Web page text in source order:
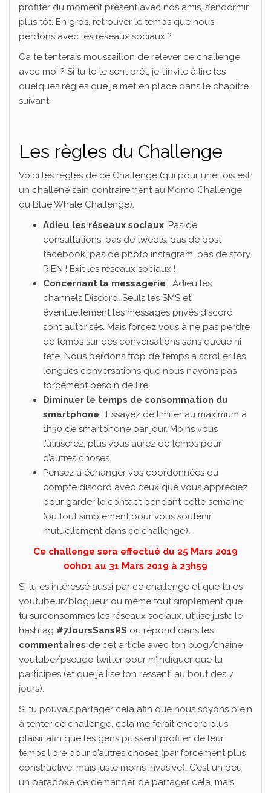
profiter du moment présent avec nos amis, s’endormir
plus tôt. En gros, retrouver le temps que nous
perdons avec les réseaux sociaux ?
Ca te tenterais moussaillon de relever ce challenge
avec moi ? Si tu te te sent prêt, je t’invite à lire les
quelques règles que je met en place dans le chapitre
suivant.
Les règles du Challenge
Voici les règles de ce Challenge (qui pour une fois est
un challene sain contrairement au Momo Challenge
ou Blue Whale Challenge).
Adieu les réseaux sociaux. Pas de
consultations, pas de tweets, pas de post
facebook, pas de photo instagram, pas de story.
RIEN ! Exit les réseaux sociaux !
Concernant la messagerie : Adieu les
channels Discord. Seuls les SMS et
éventuellement les messages privés discord
sont autorisés. Mais forcez vous à ne pas perdre
de temps sur des conversations sans queue ni
tête. Nous perdons trop de temps à scroller les
longues conversations que nous n’avons pas
forcément besoin de lire
Diminuer le temps de consommation du
smartphone : Essayez de limiter au maximum à
1h30 de smartphone par jour. Moins vous
l’utiliserez, plus vous aurez de temps pour
d’autres choses.
Pensez à échanger vos coordonnées ou
compte discord avec ceux que vous appréciez
pour garder le contact pendant cette semaine
(ou tout simplement pour vous soutenir
mutuellement dans ce challenge).
Ce challenge sera effectué du 25 Mars 2019
00h01 au 31 Mars 2019 à 23h59
Si tu es intéressé aussi par ce challenge et que tu es
youtubeur/blogueur ou même tout simplement que
tu surconsommes les réseaux sociaux, utilise juste le
hashtag #7JoursSansRS ou répond dans les
commentaires de cet article avec ton blog/chaine
youtube/pseudo twitter pour m’indiquer que tu
participes (et que je lise ton ressenti au bout des 7
jours).
Si tu pouvais partager cela afin que nous soyons plein
à tenter ce challenge, cela me ferait encore plus
plaisir afin que les gens puissent profiter de leur
temps libre pour d’autres choses (par forcément plus
constructive, mais juste moins invasive). C’est un peu
un paradoxe de demander de partager cela, mais